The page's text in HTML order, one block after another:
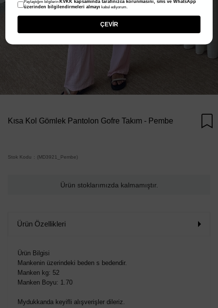
Kısa Kol Gömlek Pantolon Gofre Takım - Pembe
Stok Kodu (MD3921_Pembe)
Ürün stoklarımızda kalmamıştır.
Ürün Özellikleri
Ürün Bilgisi
Mankenin üzerindeki beden s bedendir.
Manken kg: 52
Manken Boyu: 1.70
Mydukkanda keyifli alışverişler dileriz.
Paylaştığım bilgilerin KVKK kapsamında tarafınızca korunmasını, sms ve WhatsApp
üzerinden bilgilendirmeleri almayı kabul ediyorum.
ÇEVİR